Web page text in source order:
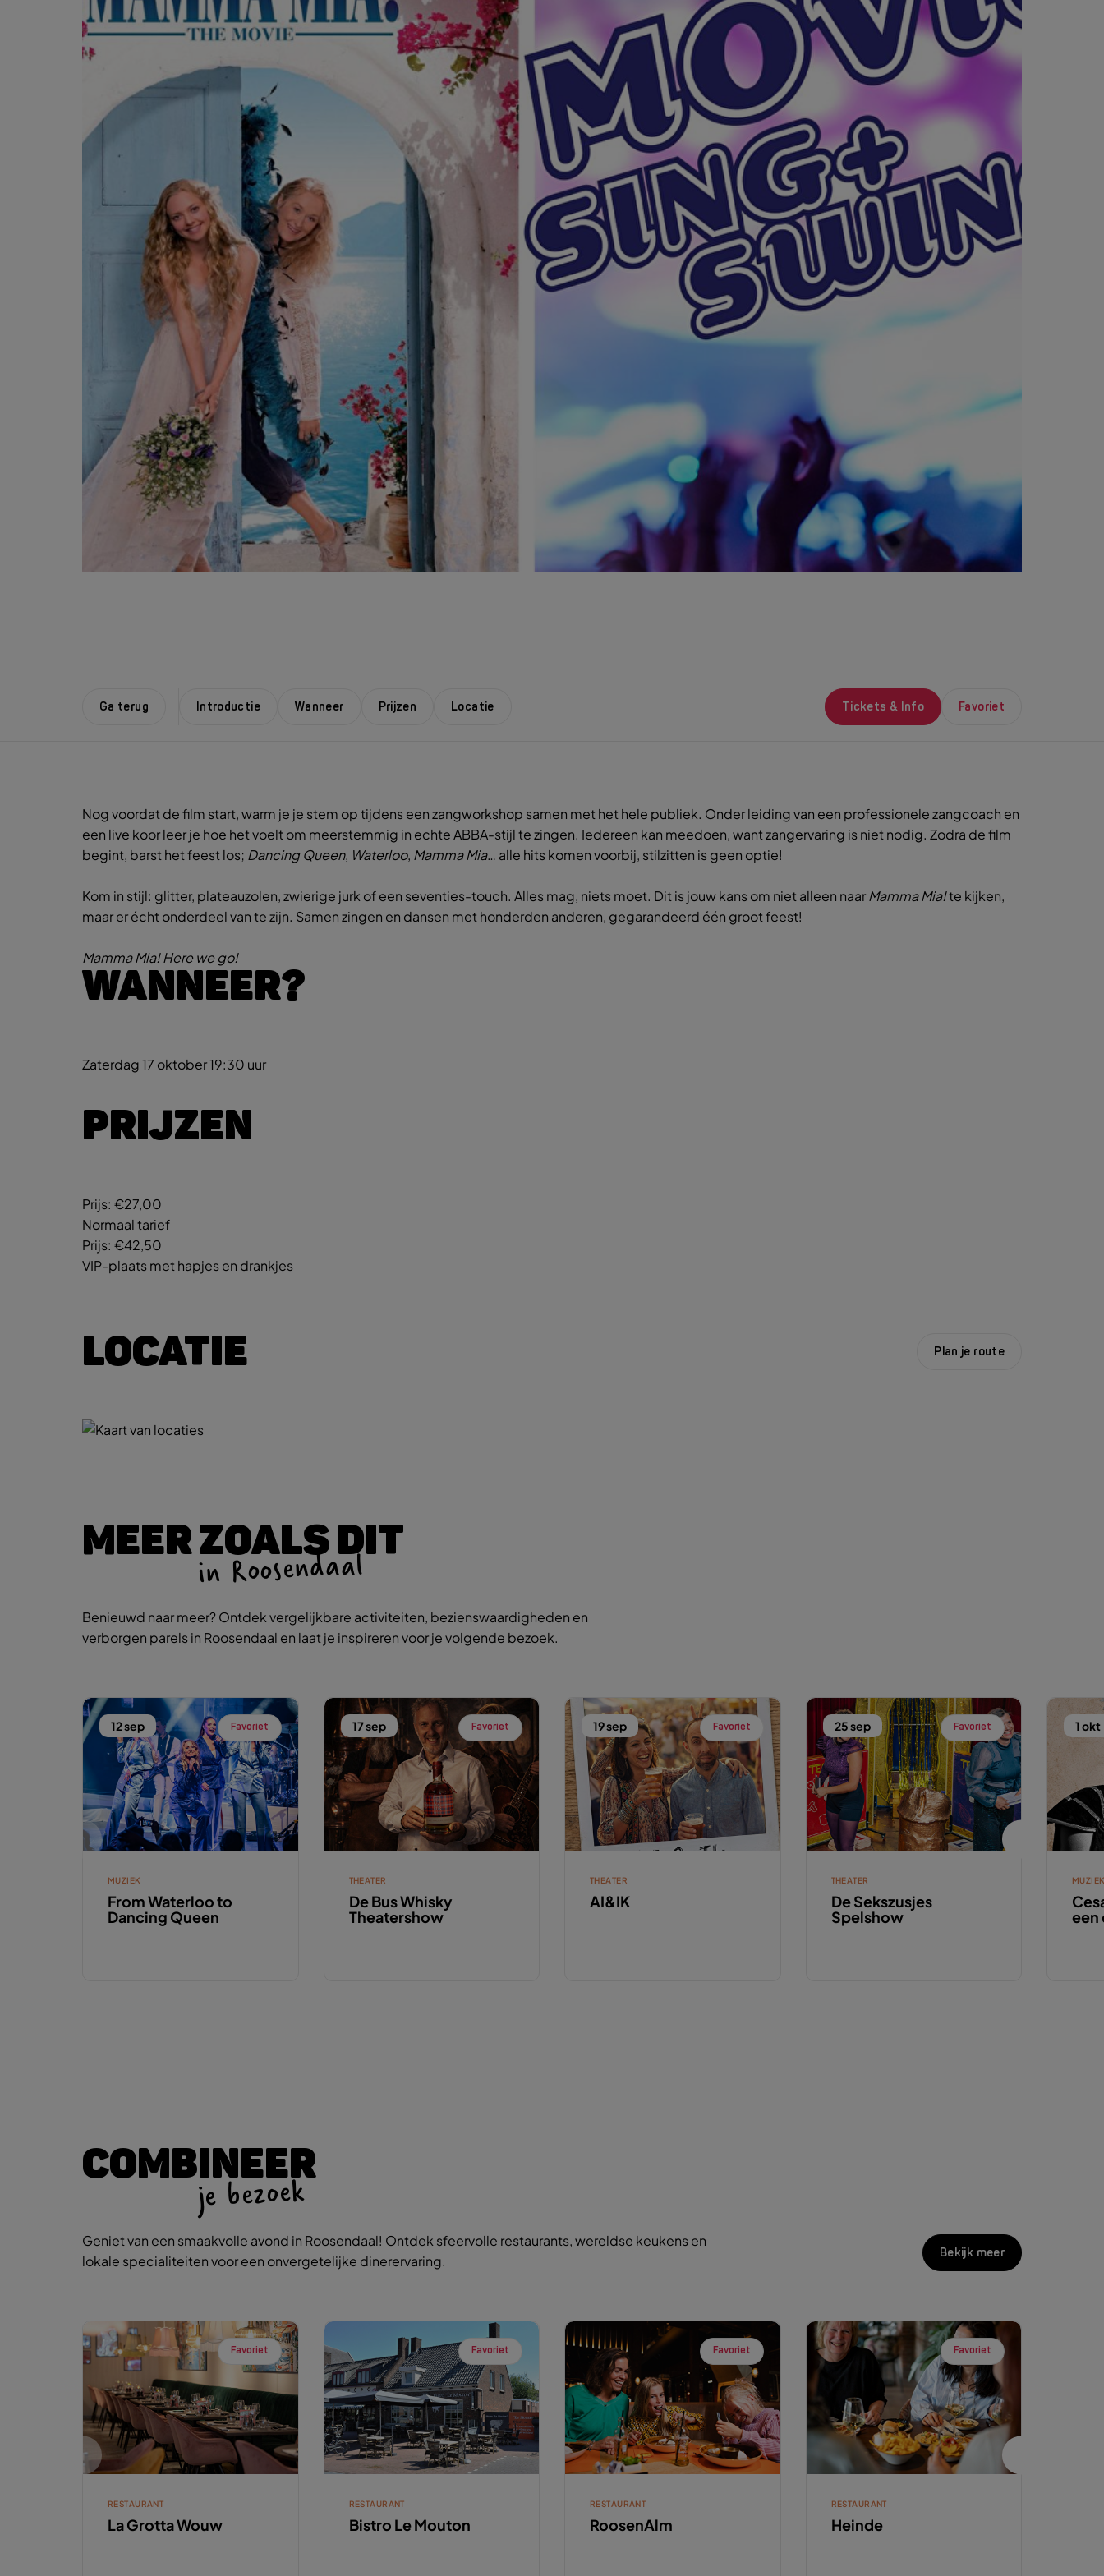
Ga terug Introductie Wanneer Prijzen Locatie Tickets & Info Favoriet
Nog voordat de film start, warm je je stem op tijdens een zangworkshop samen met het hele publiek. Onder leiding van een professionele zangcoach en
een live koor leer je hoe het voelt om meerstemmig in echte ABBA-stijl te zingen. Iedereen kan meedoen, want zangervaring is niet nodig. Zodra de film
begint, barst het feest los; Dancing Queen, Waterloo, Mamma Mia… alle hits komen voorbij, stilzitten is geen optie!
Kom in stijl: glitter, plateauzolen, zwierige jurk of een seventies-touch. Alles mag, niets moet. Dit is jouw kans om niet alleen naarMamma Mia!te kijken,
maar er écht onderdeel van te zijn. Samen zingen en dansen met honderden anderen, gegarandeerd één groot feest!
Mamma Mia! Here we go!
WANNEER?
Zaterdag 17 oktober19:30 uur
PRIJZEN
Prijs: €27,00
Normaal tarief
Prijs: €42,50
VIP-plaats met hapjes en drankjes
LOCATIE Plan je route
MEER ZOALS DIT
in Roosendaal
Benieuwd naar meer? Ontdek vergelijkbare activiteiten, bezienswaardigheden en
verborgen parels in Roosendaal en laat je inspireren voor je volgende bezoek.
12 sep Favoriet
MUZIEK
From Waterloo to
Dancing Queen
17 sep Favoriet
THEATER
De Bus Whisky
Theatershow
19 sep Favoriet
THEATER
AI&IK
25 sep Favoriet
THEATER
De Sekszusjes
Spelshow
1 okt
een
COMBINEER
je bezoek
Geniet van een smaakvolle avond in Roosendaal! Ontdek sfeervolle restaurants, wereldse keukens en
lokale specialiteiten voor een onvergetelijke dinerervaring.
Bekijk meer
Favoriet
RESTAURANT
La Grotta Wouw
Favoriet
RESTAURANT
Bistro Le Mouton
Favoriet
RESTAURANT
RoosenAlm
Favoriet
RESTAURANT
Heinde